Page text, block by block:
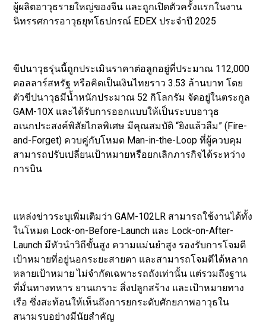
ผู้ผลิตอาวุธรายใหญ่ของจีน และถูกเปิดตัวครั้งแรกในงาน
นิทรรศการอาวุธยุทโธปกรณ์ EDEX ประจำปี 2025
ขีปนาวุธรุ่นนี้ถูกประเมินราคาต่อลูกอยู่ที่ประมาณ 112,000
ดอลลาร์สหรัฐ หรือคิดเป็นเงินไทยราว 3.53 ล้านบาท โดย
ตัวขีปนาวุธมีน้ำหนักประมาณ 52 กิโลกรัม จัดอยู่ในตระกูล
GAM-10X และได้รับการออกแบบให้เป็นระบบอาวุธ
อเนกประสงค์พิสัยไกลพิเศษ มีคุณสมบัติ “ยิงแล้วลืม” (Fire-
and-Forget) ควบคู่กับโหมด Man-in-the-Loop ที่ผู้ควบคุม
สามารถปรับเปลี่ยนเป้าหมายหรือยกเลิกภารกิจได้ระหว่าง
การบิน
แหล่งข่าวระบุเพิ่มเติมว่า GAM-102LR สามารถใช้งานได้ทั้ง
ในโหมด Lock-on-Before-Launch และ Lock-on-After-
Launch มีหัวนำวิถีขั้นสูง ความแม่นยำสูง รองรับการโจมตี
เป้าหมายที่อยู่นอกระยะสายตา และสามารถโจมตีได้หลาก
หลายเป้าหมาย ไม่จำกัดเฉพาะรถถังเท่านั้น แต่รวมถึงฐาน
ที่มั่นทางทหาร ยานเกราะ สิ่งปลูกสร้าง และเป้าหมายทาง
เรือ ซึ่งสะท้อนให้เห็นถึงการยกระดับศักยภาพอาวุธใน
สนามรบอย่างมีนัยสำคัญ